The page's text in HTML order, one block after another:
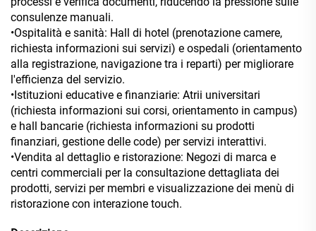
consulenze manuali.
•Ospitalità e sanità: Hall di hotel (prenotazione camere,
richiesta informazioni sui servizi) e ospedali (orientamento
alla registrazione, navigazione tra i reparti) per migliorare
l'efficienza del servizio.
•Istituzioni educative e finanziarie: Atrii universitari
(richiesta informazioni sui corsi, orientamento in campus)
e hall bancarie (richiesta informazioni su prodotti
finanziari, gestione delle code) per servizi interattivi.
•Vendita al dettaglio e ristorazione: Negozi di marca e
centri commerciali per la consultazione dettagliata dei
prodotti, servizi per membri e visualizzazione dei menù di
ristorazione con interazione touch.